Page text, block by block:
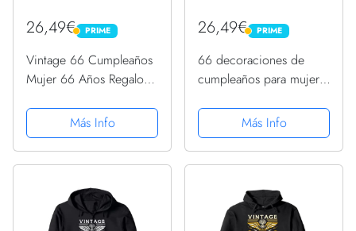
26,49€ PRIME
PRIME
Vintage 66 Cumpleaños
Mujer 66 Años Regalos
Sudadera con Capucha
Más Info
26,49€ PRIME
PRIME
66 decoraciones de
cumpleaños para mujer,
cumpleaños Sudadera
con Capucha
Más Info